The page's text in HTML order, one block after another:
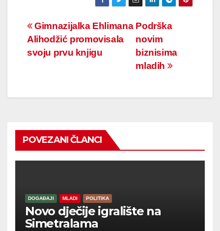
Navigacija
članaka
Podrška
novim
biznisima
mladih
Gimnazijalka Ehlimana
Alihodžić promovisala
svoju prvu knjigu
POVEZANI ČLANCI
DOGAĐAJI MLADI POLITIKA
Novo dječije igralište na
Simetralama